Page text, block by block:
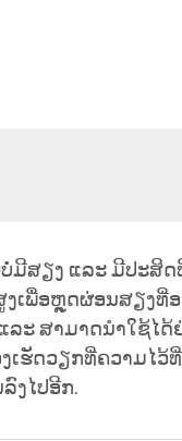
ມີສຽງ ແລະ ມີປະສິດ
ສູງເພື່ອຫຼຸດຜ່ອນສຽງ
ະ ສາມາດນຳໃຊ້ໄດ້ຢ່
ເຮັດວຽກທີ່ຄວາມໄວ້
ງໄປອີກ.